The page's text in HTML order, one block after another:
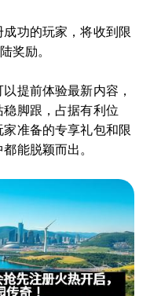
功的玩家，将收到限
奖励。
提前体验最新内容，
脚跟，占据有利位
准备的专享礼包和限
能脱颖而出。